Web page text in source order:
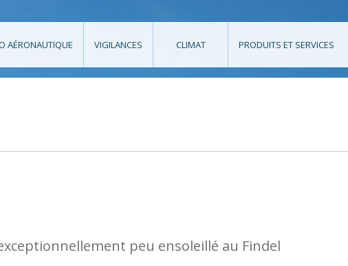
AÉRONAUTIQUE VIGILANCES CLIMAT PRODUITS ET SERVICES
peu ensoleillé au Findel